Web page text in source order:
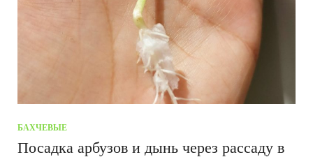
БАХЧЕВЫЕ
Посадка арбузов и дынь через рассаду в